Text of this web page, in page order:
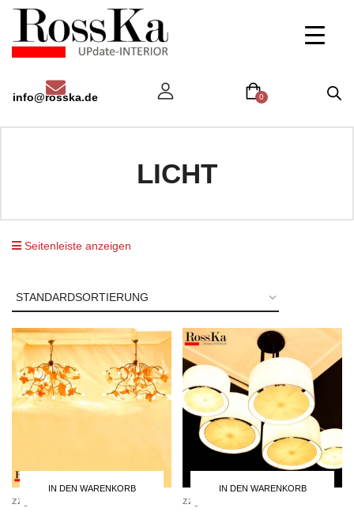
info@rosska.de 0
LICHT
Seitenleiste anzeigen
zzgl.
IN DEN WARENKORB
zzgl.
IN DEN WARENKORB